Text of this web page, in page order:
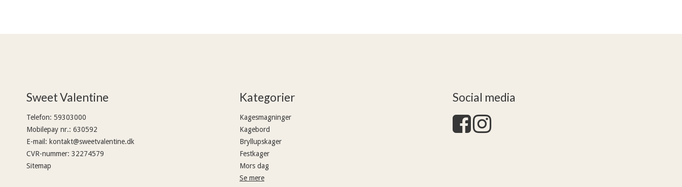
Sweet Valentine
Telefon: 59303000
Mobilepay nr.: 630592
E-mail : kontakt@sweetvalentine.dk
CVR-nummer: 32274579
Sitemap
Kategorier
Kagesmagninger
Kagebord
Bryllupskager
Festkager
Mors dag
Se mere
Social media